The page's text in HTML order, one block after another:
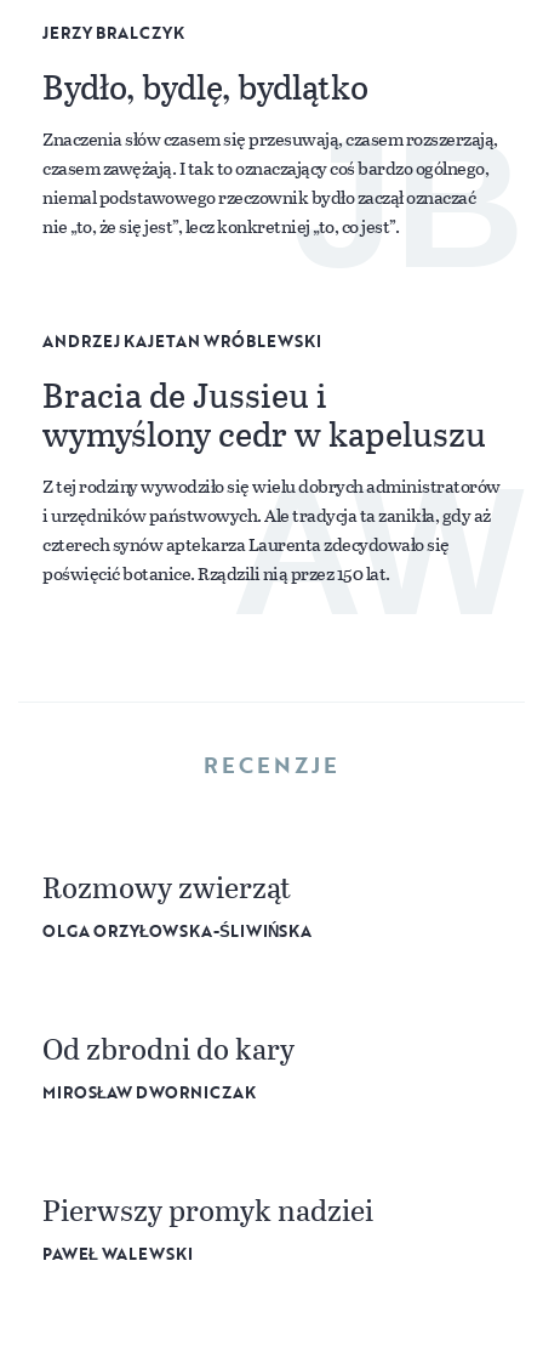
JERZY BRALCZYK
Bydło, bydlę, bydlątko
Znaczenia słów czasem się przesuwają, czasem rozszerzają,
czasem zawężają. I tak to oznaczający coś bardzo ogólnego,
niemal podstawowego rzeczownik bydło zaczął oznaczać
nie „to, że się jest”, lecz konkretniej „to, co jest”.
JB
ANDRZEJ KAJETAN WRÓBLEWSKI
Bracia de Jussieu i
wymyślony cedr w kapeluszu
Z tej rodziny wywodziło się wielu dobrych administratorów
i urzędników państwowych. Ale tradycja ta zanikła, gdy aż
czterech synów aptekarza Laurenta zdecydowało się
poświęcić botanice. Rządzili nią przez 150 lat.
AW
RECENZJE
Rozmowy zwierząt
OLGA ORZYŁOWSKA-ŚLIWIŃSKA
Od zbrodni do kary
MIROSŁAW DWORNICZAK
Pierwszy promyk nadziei
PAWEŁ WALEWSKI